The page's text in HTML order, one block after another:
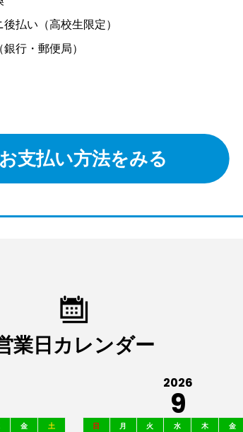
払い（高校生限定）
行・郵便局）
お支払い方法をみる
業日カレンダー
金 土
2026
9
日 月 火 水 木 金